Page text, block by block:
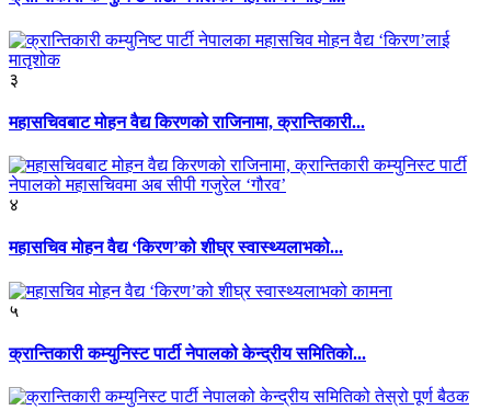
३
महासचिवबाट मोहन वैद्य किरणको राजिनामा, क्रान्तिकारी...
४
महासचिव मोहन वैद्य ‘किरण’को शीघ्र स्वास्थ्यलाभको...
५
क्रान्तिकारी कम्युनिस्ट पार्टी नेपालको केन्द्रीय समितिको...